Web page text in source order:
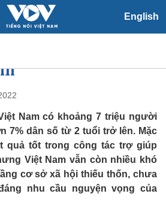
English
Xã hội
Tin 24h
Dự báo thời tiết
Giáo dục
Việc làm
Biển đảo
khuyết tật chưa
các dịch vụ xã hội,
Nam có khoảng 7 triệu người
7% dân số từ 2 tuổi trở lên. Mặc
quả tốt trong công tác trợ giúp
Việt Nam vẫn còn nhiều khó
cơ sở xã hội thiếu thốn, chưa
nhu cầu nguyện vọng của